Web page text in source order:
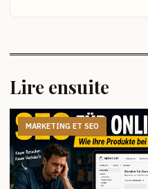
Lire ensuite
MARKETING ET SEO